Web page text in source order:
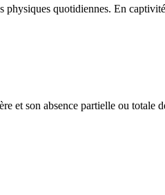
quotidiennes. En
son absence partielle ou totale